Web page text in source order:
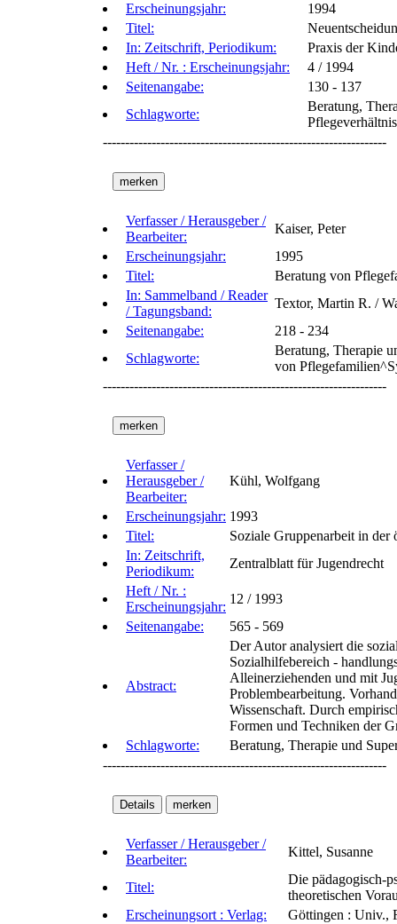
Erscheinungsjahr:
1994
Titel:
In: Zeitschrift, Periodikum:
Praxis der
Heft / Nr. : Erscheinungsjahr:
4 / 1994
Seitenangabe:
130 - 137
Schlagworte:
Beratung,
----------------------------------------------------------------
Verfasser / Herausgeber /
Bearbeiter:
Kaiser, Peter
Erscheinungsjahr:
1995
Titel:
Beratung von
In: Sammelband / Reader
/ Tagungsband:
Textor, Martin R. /
Seitenangabe:
218 - 234
Schlagworte:
Beratung, Therapie
von
----------------------------------------------------------------
Verfasser /
Herausgeber /
Bearbeiter:
Kühl, Wolfgang
Erscheinungsjahr: 1993
Titel:
Soziale Gruppenarbeit in
In: Zeitschrift,
Periodikum:
Zentralblatt für Jugendrecht
Heft / Nr. :
Erscheinungsjahr:
12 / 1993
Seitenangabe:
565 - 569
Abstract:
Der Autor analysiert die
Sozialhilfebereich -
Alleinerziehenden und mit
Problembearbeitung.
Wissenschaft. Durch
Formen und Techniken der
Schlagworte:
Beratung, Therapie und
----------------------------------------------------------------
Verfasser / Herausgeber /
Bearbeiter:
Kittel, Susanne
Titel:
Die pädagogisch-
theoretischen
Erscheinungsort : Verlag:
Göttingen : Univ.,